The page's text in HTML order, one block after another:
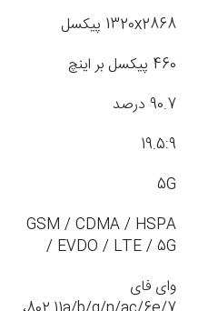
1320x2868 پیکسل
460 پیکسل بر اینچ
90.7 درصد
19.5:9
5G
GSM / CDMA / HSPA
/ EVDO / LTE / 5G
وای فای